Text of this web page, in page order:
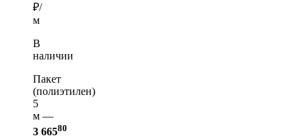
₽/
м
В
наличии
Пакет
(полиэтилен)
5
м —
3 66580